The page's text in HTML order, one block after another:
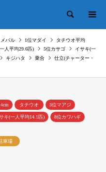
検索
メバル 1位マダイ
タチウオ平均
人平均29.6匹) 5位カサゴ
イサキ(一
キジハタ 乗合
仕立(チャーター・
タチウオ 3位マアジ
キ(一人平均14.1匹) 8位カワハギ
車場